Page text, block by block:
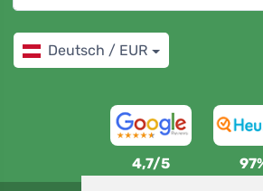
Deutsch / EUR
4,7/5